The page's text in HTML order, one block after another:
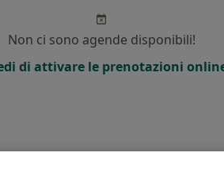
Non ci sono agende disponibili!
di attivare le prenotazioni